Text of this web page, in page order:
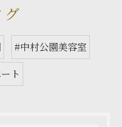
#中村公園美容室
ト